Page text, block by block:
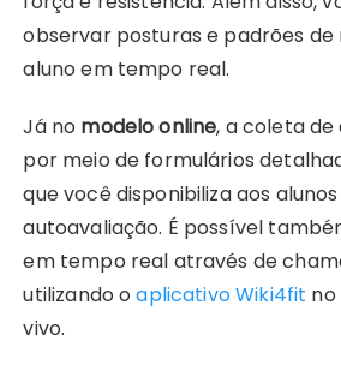
observar posturas e padrões
aluno em tempo real.
Já no modelo online, a coleta
por meio de formulários
que você disponibiliza aos
autoavaliação. É possível
em tempo real através de
utilizando oaplicativo Wiki4fit no
vivo.